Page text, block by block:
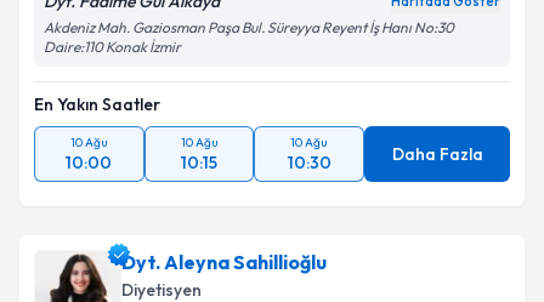
Akdeniz Mah. Gaziosman Paşa Bul. Süreyya Reyent İş Hanı No:30
Daire:110 Konak İzmir
En Yakın Saatler
10 Ağu
10:00
10 Ağu
10:15
10 Ağu
10:30 Daha Fazla
Dyt. Aleyna Sahillioğlu
Diyetisyen